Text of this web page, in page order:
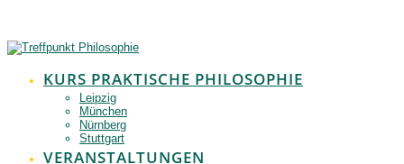
springen
KURS PRAKTISCHE PHILOSOPHIE
Leipzig
München
Nürnberg
Stuttgart
VERANSTALTUNGEN